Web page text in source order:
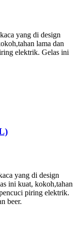
yang di design
lama dan
elektrik. Gelas ini
yang di design
ini kuat, kokoh,tahan
piring elektrik.
beer.